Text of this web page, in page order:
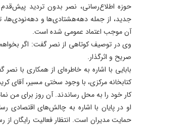
حوزه اطلاع‌رسانی، نصر بدون تردید
جدید، از جمله دهه‌هشتادی‌ها و دهه‌نودی‌ها،
آن موجب اعتماد عمومی شده است.
وی در توصیف کوتاهی از نصر گفت: اگر
صریح و اثرگذار.
بابایی با اشاره به خاطره‌ای از همکاری با
کتابخانه مرکزی، با وجود سختی مسیر، آقای
کار خود را به محل رساندند. آن روز برای من
او در پایان با اشاره به چالش‌های اقتصادی
حمایت مدیران است. انتظار فعالیت رایگان از